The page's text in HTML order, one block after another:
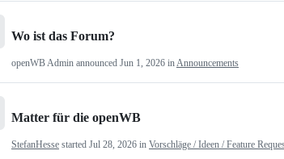
Wo ist das Forum?
openWB Admin announced Jun 1, 2026 inAnnouncements
Matter für die openWB
StefanHesse started Jul 28, 2026 in Vorschläge / Ideen / Feature